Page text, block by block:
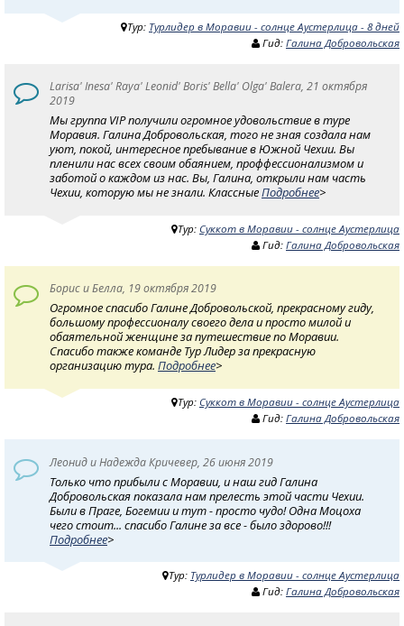
Тур: Турлидер в Моравии - солнце Аустерлица - 8 дней
Гид: Галина Добровольская
Larisa' Inesa' Raya' Leonid' Boris' Bella' Olga' Balera, 21 октября
2019
Мы группа VIP получили огромное удовольствие в туре
Моравия. Галина Добровольская, того не зная создала нам
уют, покой, интересное пребывание в Южной Чехии. Вы
пленили нас всех своим обаянием, проффессионализмом и
заботой о каждом из нас. Вы, Галина, открыли нам часть
Чехии, которую мы не знали. КлассныеПодробнее>
Тур: Суккот в Моравии - солнце Аустерлица
Гид: Галина Добровольская
Борис и Белла, 19 октября 2019
Огромное спасибо Галине Добровольской, прекрасному гиду,
большому профессионалу своего дела и просто милой и
обаятельной женщине за путешествие по Моравии.
Спасибо также команде Тур Лидер за прекрасную
организацию тура. Подробнее>
Тур: Суккот в Моравии - солнце Аустерлица
Гид: Галина Добровольская
Леонид и Надежда Кричевер, 26 июня 2019
Только что прибыли с Моравии, и наш гид Галина
Добровольская показала нам прелесть этой части Чехии.
Были в Праге, Богемии и тут - просто чудо! Одна Моцоха
чего стоит... спасибо Галине за все - было здорово!!!
Подробнее>
Тур: Турлидер в Моравии - солнце Аустерлица
Гид: Галина Добровольская